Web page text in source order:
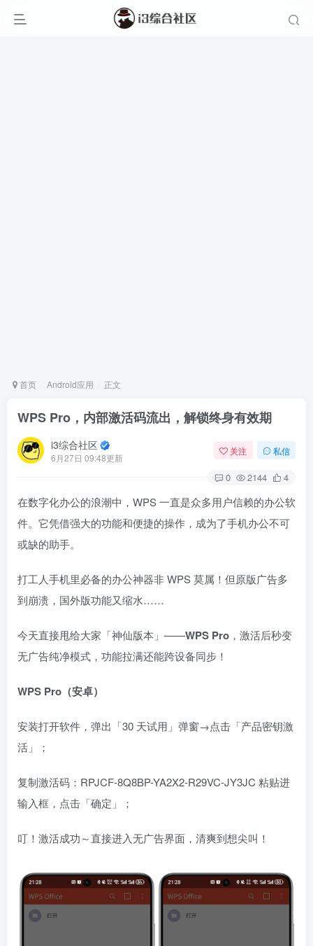
首页 Android应用 正文
WPS Pro，内部激活码流出，解锁终身有效期
i3综合社区
6月27日 09:48更新
关注 私信
0 2144 4
在数字化办公的浪潮中，WPS 一直是众多用户信赖的办公软
件。它凭借强大的功能和便捷的操作，成为了手机办公不可
或缺的助手。
打工人手机里必备的办公神器非 WPS 莫属！但原版广告多
到崩溃，国外版功能又缩水……
今天直接甩给大家「神仙版本」——WPS Pro ，激活后秒变
无广告纯净模式，功能拉满还能跨设备同步！
WPS Pro（安卓）
安装打开软件，弹出「30 天试用」弹窗→点击「产品密钥激
活」；
复制激活码：RPJCF-8Q8BP-YA2X2-R29VC-JY3JC 粘贴进
输入框，点击「确定」；
叮！激活成功～直接进入无广告界面，清爽到想尖叫！